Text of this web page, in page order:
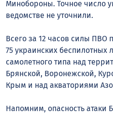
Минобороны. Точное число
ведомстве не уточнили.
Всего за 12 часов силы ПВО
75 украинских беспилотных
самолетного типа над
Брянской, Воронежской,
Крым и над акваториями
Напомним, опасность атаки